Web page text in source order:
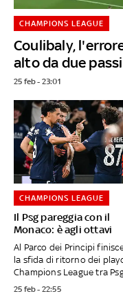
Coulibaly,
alto da due
CHAMPIONS LEAGUE
25 feb - 23:01
Il Psg pareggia con il
Monaco: è agli ottavi
CHAMPIONS LEAGUE
Al Parco dei Principi
la sfida di ritorno dei
Champions League tra Psg
25 feb - 22:55